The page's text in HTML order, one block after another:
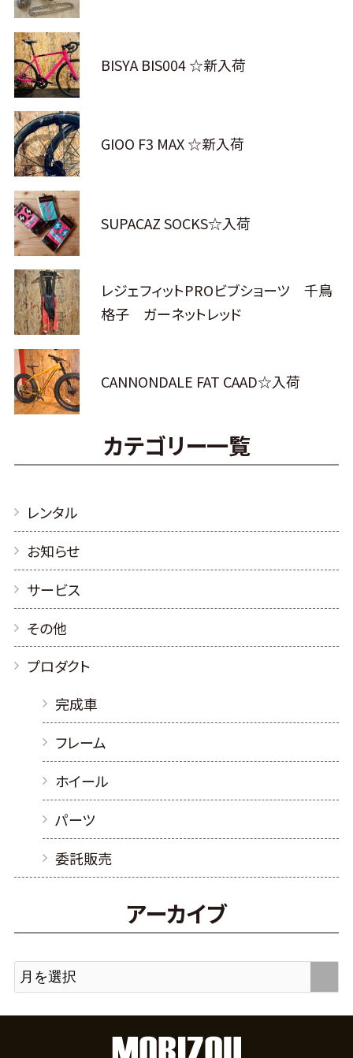
BISYA BIS004 ☆新入荷
GIOO F3 MAX ☆新入荷
SUPACAZ SOCKS☆入荷
レジェフィットPROビブショーツ 千鳥
格子 ガーネットレッド
CANNONDALE FAT CAAD☆入荷
カテゴリー一覧
レンタル
お知らせ
サービス
その他
プロダクト
完成車
フレーム
ホイール
パーツ
委託販売
アーカイブ